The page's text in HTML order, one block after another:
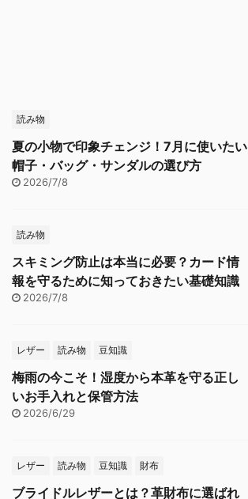
読み物
夏の小物で印象チェンジ！7月に使いたい
帽子・バッグ・サンダルの選び方
2026/7/8
読み物
スキミング防止は本当に必要？カード情
報を守るために知っておきたい基礎知識
2026/7/8
レザー 読み物 豆知識
梅雨の今こそ！湿度から本革を守る正し
いお手入れと保管方法
2026/6/29
レザー 読み物 豆知識 財布
ブライドルレザーとは？革財布に選ばれ